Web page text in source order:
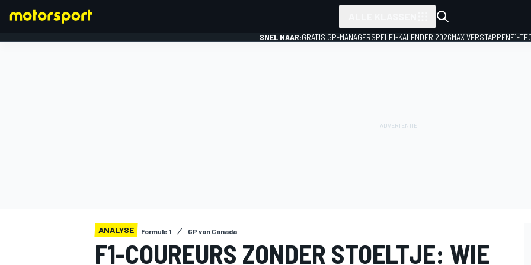
SNEL NAAR:GRATIS GP-MANAGERSPEL F1-KALENDER 2026MAX VERSTAPPENF1-
ANALYSE Formule 1 GP van Canada
F1-COUREURS ZONDER STOELTJE: WIE